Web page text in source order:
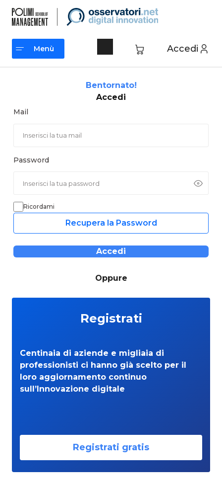
contenuto
Accedi
Menù
Bentornato!
Accedi
Mail
Password
Ricordami
Recupera la Password
Accedi
Oppure
Registrati
Centinaia di aziende e migliaia di
professionisti ci hanno già scelto per il
loro aggiornamento continuo
sull’Innovazione digitale
Registrati gratis